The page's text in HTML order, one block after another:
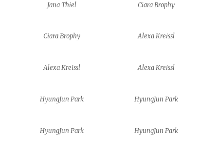
Jana Thiel Ciara Brophy
Ciara Brophy Alexa Kreissl
Alexa Kreissl Alexa Kreissl
HyungJun Park HyungJun Park
HyungJun Park HyungJun Park